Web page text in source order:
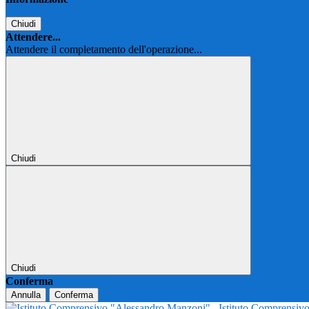
Chiudi
Attendere...
Attendere il completamento dell'operazione...
Chiudi
Chiudi
Conferma
Annulla Conferma